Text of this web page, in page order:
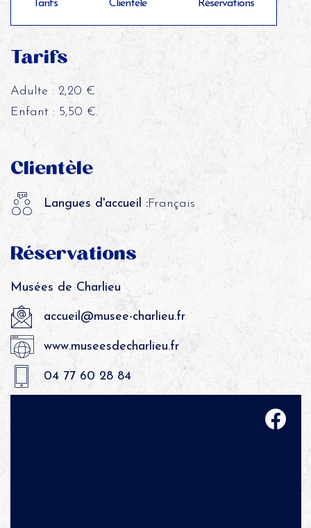
Tarifs Clientèle Réservations
Tarifs
Adulte : 2,20 €
Enfant : 5,50 €.
Clientèle
Langues d'accueil :Français
Réservations
Musées de Charlieu
accueil@musee-charlieu.fr
www.museesdecharlieu.fr
04 77 60 28 84